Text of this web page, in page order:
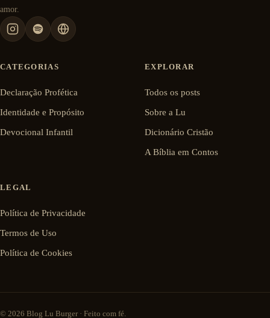
amor.
CATEGORIAS
Declaração Profética
Identidade e Propósito
Devocional Infantil
EXPLORAR
Todos os posts
Sobre a Lu
Dicionário Cristão
A Bíblia em Contos
LEGAL
Política de Privacidade
Termos de Uso
Política de Cookies
© 2026 Blog Lu Burger · Feito com fé.